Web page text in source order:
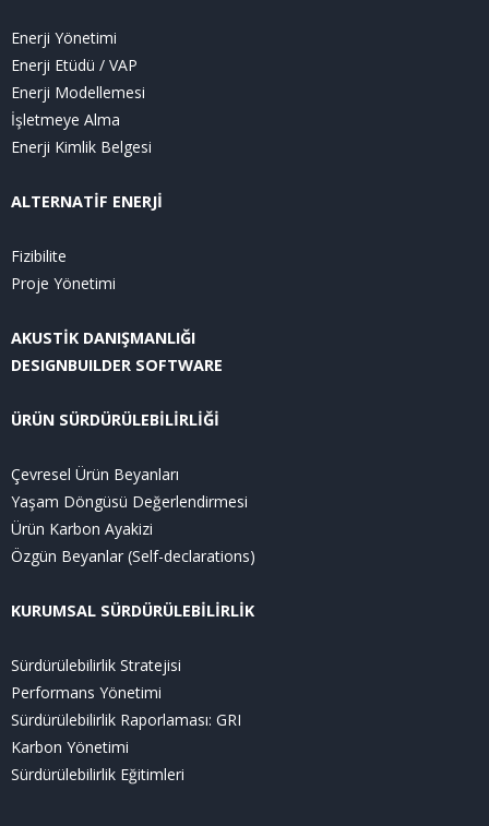
Enerji Yönetimi
Enerji Etüdü / VAP
Enerji Modellemesi
İşletmeye Alma
Enerji Kimlik Belgesi
ALTERNATİF ENERJİ
Fizibilite
Proje Yönetimi
AKUSTİK DANIŞMANLIĞI
DESIGNBUILDER SOFTWARE
ÜRÜN SÜRDÜRÜLEBİLİRLİĞİ
Çevresel Ürün Beyanları
Yaşam Döngüsü Değerlendirmesi
Ürün Karbon Ayakizi
Özgün Beyanlar (Self-declarations)
KURUMSAL SÜRDÜRÜLEBİLİRLİK
Sürdürülebilirlik Stratejisi
Performans Yönetimi
Sürdürülebilirlik Raporlaması: GRI
Karbon Yönetimi
Sürdürülebilirlik Eğitimleri